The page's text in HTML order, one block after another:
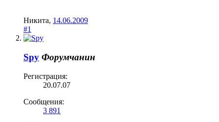
Никита, 14.06.2009
#1
Spy Форумчанин
Регистрация:
20.07.07
Сообщения:
3 891